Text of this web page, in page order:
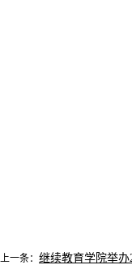
上一条： 继续教育学院举